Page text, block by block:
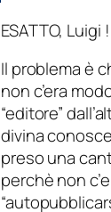
ESATTO, Luigi
Il problema è
non c’era
“editore”
divina
preso una
perchè non